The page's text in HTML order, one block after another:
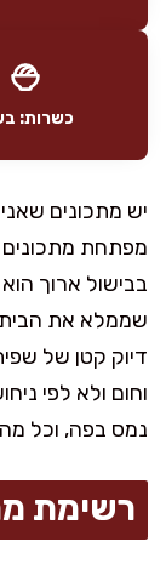
כשרות:
יש מתכונים
מפתחת מתכונים
בבישול ארוך
שממלא את
דיוק קטן של
וחום ולא לפי
נמס בפה, וכל
רשימת